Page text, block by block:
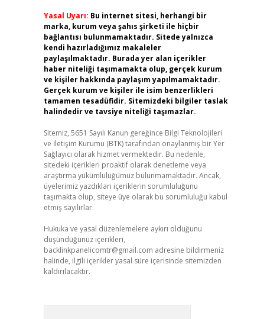
Yasal Uyarı: Bu internet sitesi, herhangi bir
marka, kurum veya şahıs şirketi ile hiçbir
bağlantısı bulunmamaktadır. Sitede yalnızca
kendi hazırladığımız makaleler
paylaşılmaktadır. Burada yer alan içerikler
haber niteliği taşımamakta olup, gerçek kurum
ve kişiler hakkında paylaşım yapılmamaktadır.
Gerçek kurum ve kişiler ile isim benzerlikleri
tamamen tesadüfidir. Sitemizdeki bilgiler taslak
halindedir ve tavsiye niteliği taşımazlar.
Sitemiz, 5651 Sayılı Kanun gereğince Bilgi Teknolojileri
ve İletişim Kurumu (BTK) tarafından onaylanmış bir Yer
Sağlayıcı olarak hizmet vermektedir. Bu nedenle,
sitedeki içerikleri proaktif olarak denetleme veya
araştırma yükümlülüğümüz bulunmamaktadır. Ancak,
üyelerimiz yazdıkları içeriklerin sorumluluğunu
taşımakta olup, siteye üye olarak bu sorumluluğu kabul
etmiş sayılırlar.
Hukuka ve yasal düzenlemelere aykırı olduğunu
düşündüğünüz içerikleri,
backlinkpanelicomtr@gmail.com adresine bildirmeniz
halinde, ilgili içerikler yasal süre içerisinde sitemizden
kaldırılacaktır.